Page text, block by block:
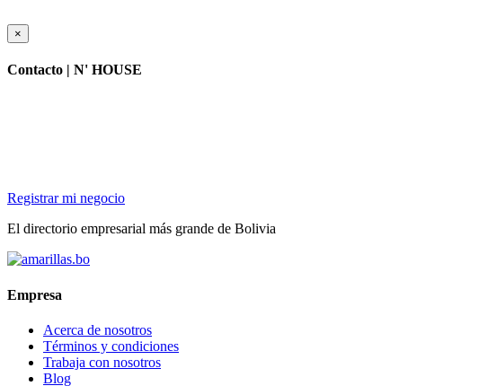
×
Contacto | N' HOUSE
Registrar mi negocio
El directorio empresarial más grande de Bolivia
Empresa
Acerca de nosotros
Términos y condiciones
Trabaja con nosotros
Blog